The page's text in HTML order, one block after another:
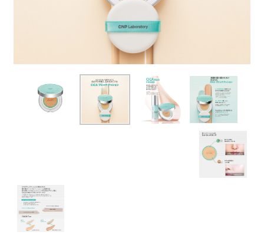
美容液
美容ジェル・乳液・クリーム
オールインワン
CNP Laboratory（国内正規品）
PLACENTIST
Suhadabi
CLÉSCIENCE Beauté
PURE’D 100 PERFECTION
美肌フローリズム
belif
STEFANY AGING
クッションファンデーション
フェイスパウダー
CCクリーム
UVケア
ポイントメイク
すべてのポイントメイク
乳酸菌
コラーゲン
白神秘境活性水
目的別で探す
ヘルスサポート
水
ヘアケア
スカルプケア
ボディケア
ボディケア
ボディソープ
シリーズ一覧
STEFANY AGING
（ステファニーエイジング）
Aluce luce（アルーチェルーチェ）
BIVABOO（ビバブー）